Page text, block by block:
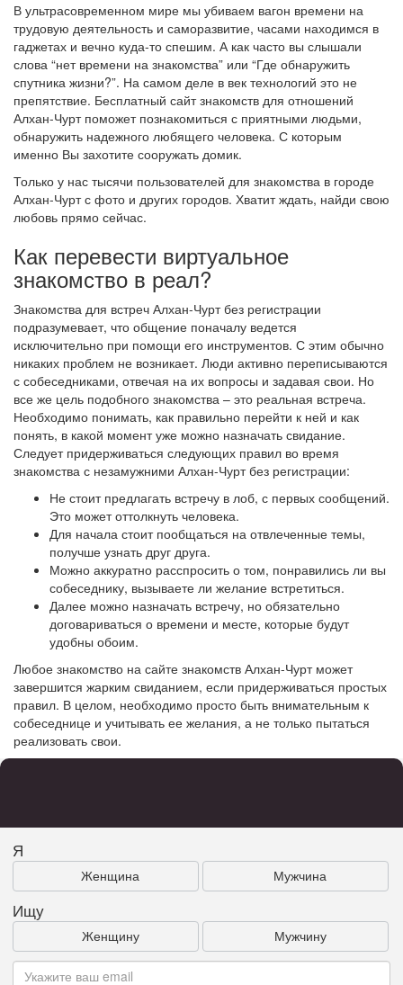
В ультрасовременном мире мы убиваем вагон времени на
трудовую деятельность и саморазвитие, часами находимся в
гаджетах и вечно куда-то спешим. А как часто вы слышали
слова “нет времени на знакомства” или “Где обнаружить
спутника жизни?”. На самом деле в век технологий это не
препятствие. Бесплатный сайт знакомств для отношений
Алхан-Чурт поможет познакомиться с приятными людьми,
обнаружить надежного любящего человека. С которым
именно Вы захотите сооружать домик.
Только у нас тысячи пользователей для знакомства в городе
Алхан-Чурт с фото и других городов. Хватит ждать, найди свою
любовь прямо сейчас.
Как перевести виртуальное
знакомство в реал?
Знакомства для встреч Алхан-Чурт без регистрации
подразумевает, что общение поначалу ведется
исключительно при помощи его инструментов. С этим обычно
никаких проблем не возникает. Люди активно переписываются
с собеседниками, отвечая на их вопросы и задавая свои. Но
все же цель подобного знакомства – это реальная встреча.
Необходимо понимать, как правильно перейти к ней и как
понять, в какой момент уже можно назначать свидание.
Следует придерживаться следующих правил во время
знакомства с незамужними Алхан-Чурт без регистрации:
Не стоит предлагать встречу в лоб, с первых сообщений.
Это может оттолкнуть человека.
Для начала стоит пообщаться на отвлеченные темы,
получше узнать друг друга.
Можно аккуратно расспросить о том, понравились ли вы
собеседнику, вызываете ли желание встретиться.
Далее можно назначать встречу, но обязательно
договариваться о времени и месте, которые будут
удобны обоим.
Любое знакомство на сайте знакомств Алхан-Чурт может
завершится жарким свиданием, если придерживаться простых
правил. В целом, необходимо просто быть внимательным к
собеседнице и учитывать ее желания, а не только пытаться
реализовать свои.
Я
Женщина Мужчина
Ищу
Женщину Мужчину